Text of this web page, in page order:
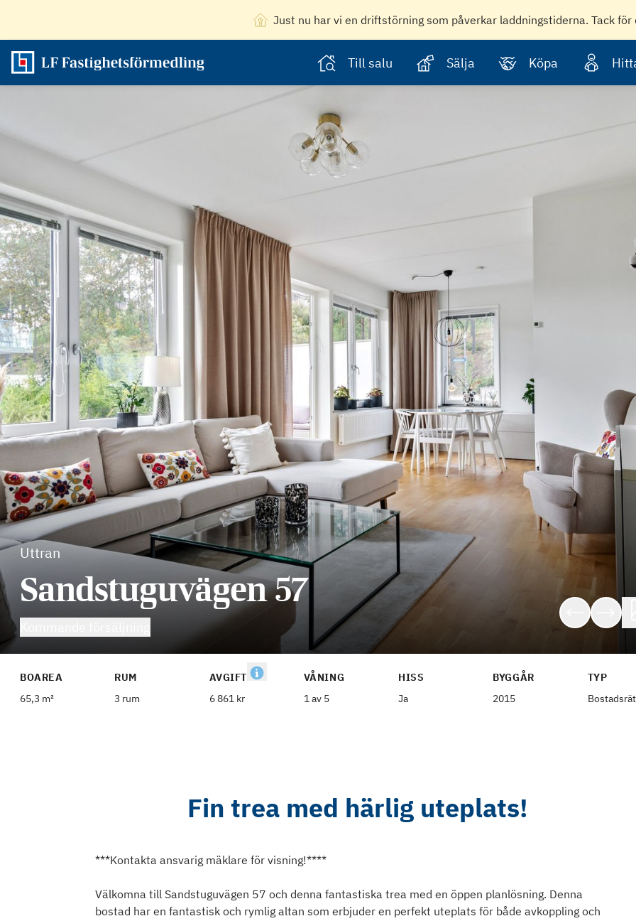
Just nu har vi en driftstörning som påverkar laddningstiderna. Tack
Till salu Sälja Köpa
Uttran
Sandstuguvägen 57
BOAREA
65,3 m²
RUM
3 rum
AVGIFT
6 861 kr
VÅNING
1 av 5
HISS
Ja
BYGGÅR
2015
TYP
Fin trea med härlig uteplats!
***Kontakta ansvarig mäklare för visning!****
Välkomna till Sandstuguvägen 57 och denna fantastiska trea med en öppen planlösning. Denna
bostad har en fantastisk och rymlig altan som erbjuder en perfekt uteplats för både avkoppling och